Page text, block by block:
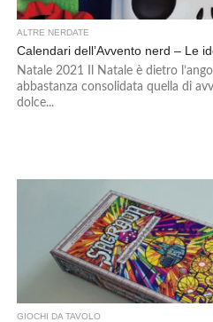
ALTRE NERDATE
Calendari dell’Avvento nerd – Le
Natale 2021 Il Natale è dietro
abbastanza consolidata quella di
dolce...
GIOCHI DA TAVOLO